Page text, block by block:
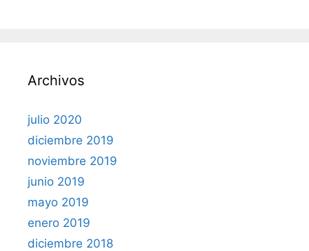
Archivos
julio 2020
diciembre 2019
noviembre 2019
junio 2019
mayo 2019
enero 2019
diciembre 2018